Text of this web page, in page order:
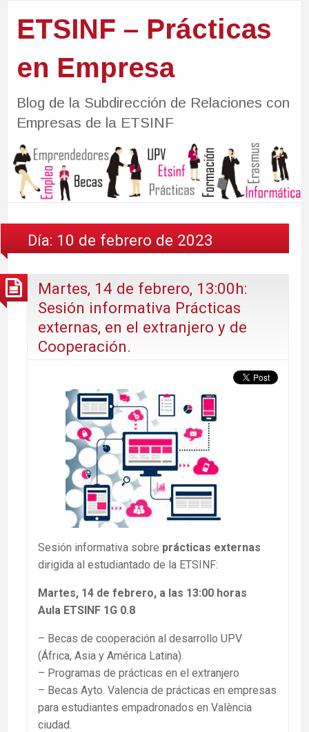
ETSINF – Prácticas
en Empresa
Blog de la Subdirección de Relaciones con
Empresas de la ETSINF
Día: 10 de febrero de 2023
Martes, 14 de febrero, 13:00h:
Sesión informativa Prácticas
externas, en el extranjero y de
Cooperación.
Sesión informativa sobre prácticas externas
dirigida al estudiantado de la ETSINF:
Martes, 14 de febrero, a las 13:00 horas
Aula ETSINF 1G 0.8
– Becas de cooperación al desarrollo UPV
(África, Asia y América Latina).
– Programas de prácticas en el extranjero
– Becas Ayto. Valencia de prácticas en empresas
para estudiantes empadronados en València
ciudad.